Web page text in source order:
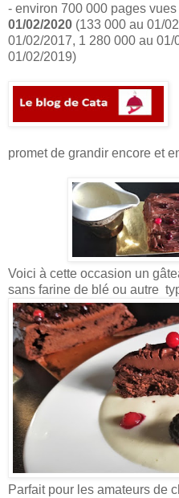
- environ 700 000 pages
01/02/2020 (133 000 au 01/
01/02/2017, 1 280 000 au 01/
01/02/2019)
promet de grandir encore et
Voici à cette occasion un
sans farine de blé ou autre
Parfait pour les amateurs de